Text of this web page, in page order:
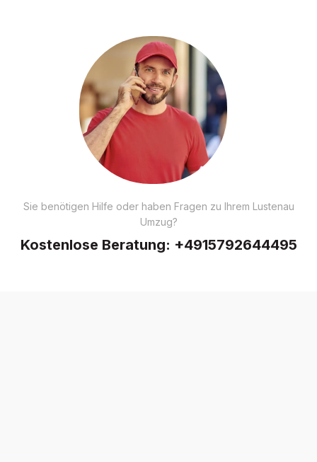
Sie benötigen Hilfe oder haben Fragen zu Ihrem Lustenau
Umzug?
Kostenlose Beratung: +4915792644495